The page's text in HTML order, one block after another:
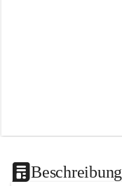
Beschreibung